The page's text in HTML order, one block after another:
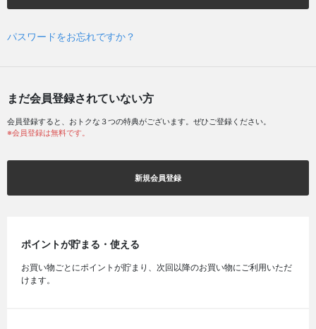
パスワードをお忘れですか？
まだ会員登録されていない方
会員登録すると、おトクな３つの特典がございます。ぜひご登録ください。
※会員登録は無料です。
新規会員登録
ポイントが貯まる・使える
お買い物ごとにポイントが貯まり、次回以降のお買い物にご利用いただ
けます。